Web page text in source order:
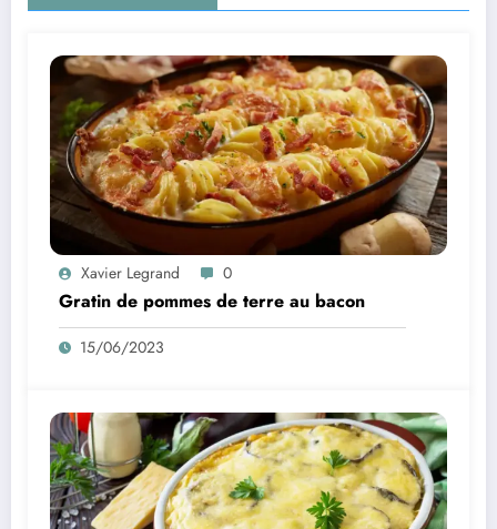
Xavier Legrand 0
Gratin de pommes de terre au bacon
15/06/2023